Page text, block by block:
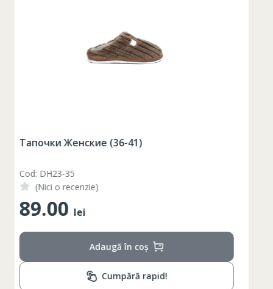
Набор стаканов для виски Elysia 4 шт / 355
Cod: 1119175
(Nici o recenzie)
256.00
Adaugă în coș
Cumpără rapid!